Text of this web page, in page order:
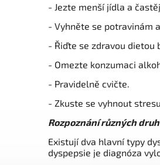
- Jezte menší jídla a
- Vyhněte se potravinám
- Řiďte se zdravou dietou
- Omezte konzumaci
- Pravidelně cvičte.
- Zkuste se vyhnout
Rozpoznání různých
Existují dva hlavní typy
dyspepsie je diagnóza